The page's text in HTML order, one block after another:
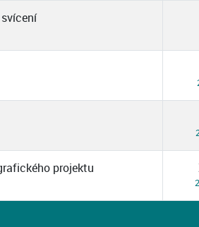
projektu